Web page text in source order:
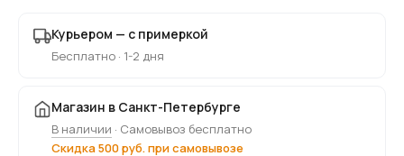
Курьером — с примеркой
Бесплатно · 1-2 дня
Магазин в Санкт-Петербурге
В наличии · Самовывоз бесплатно
Скидка 500 руб. при самовывозе